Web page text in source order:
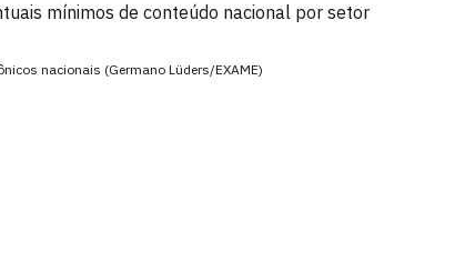
mínimos de conteúdo nacional por setor
nacionais (Germano Lüders/EXAME)